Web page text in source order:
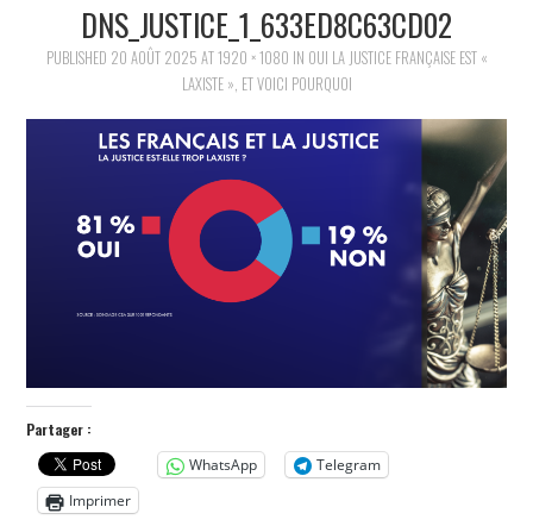
BRÈVES
POLITIQUE
HISTOIRE
DNS_JUSTICE_1_633ED8C63CD02
PUBLISHED 20 AOÛT 2025 AT1920 × 1080 IN OUI LA JUSTICE FRANÇAISE EST «
LAXISTE », ET VOICI POURQUOI
Partager :
WhatsApp
Telegram
Imprimer